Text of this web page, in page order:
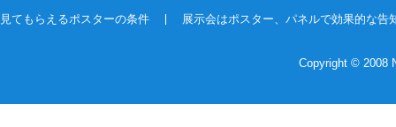
見てもらえるポスターの条件
展示会はポスター、パネルで効果的な告
Copyright © 2008